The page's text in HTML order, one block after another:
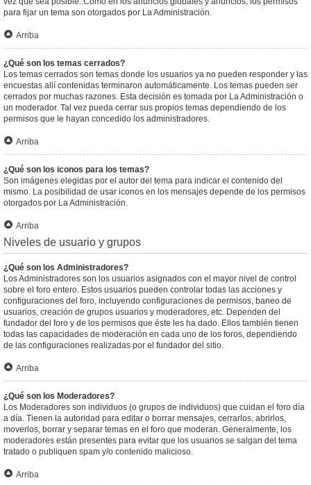
para fijar un tema son otorgados por La Administración.
Arriba
¿Qué son los temas cerrados?
Los temas cerrados son temas donde los usuarios ya no pueden responder y las
encuestas allí contenidas terminaron automáticamente. Los temas pueden ser
cerrados por muchas razones. Esta decisión es tomada por La Administración o
un moderador. Tal vez pueda cerrar sus propios temas dependiendo de los
permisos que le hayan concedido los administradores.
Arriba
¿Qué son los iconos para los temas?
Son imágenes elegidas por el autor del tema para indicar el contenido del
mismo. La posibilidad de usar iconos en los mensajes depende de los permisos
otorgados por La Administración.
Arriba
Niveles de usuario y grupos
¿Qué son los Administradores?
Los Administradores son los usuarios asignados con el mayor nivel de control
sobre el foro entero. Estos usuarios pueden controlar todas las acciones y
configuraciones del foro, incluyendo configuraciones de permisos, baneo de
usuarios, creación de grupos usuarios y moderadores, etc. Dependen del
fundador del foro y de los permisos que éste les ha dado. Ellos también tienen
todas las capacidades de moderación en cada uno de los foros, dependiendo
de las configuraciones realizadas por el fundador del sitio.
Arriba
¿Qué son los Moderadores?
Los Moderadores son individuos (o grupos de individuos) que cuidan el foro día
a día. Tienen la autoridad para editar o borrar mensajes, cerrarlos, abrirlos,
moverlos, borrar y separar temas en el foro que moderan. Generalmente, los
moderadores están presentes para evitar que los usuarios se salgan del tema
tratado o publiquen spam y/o contenido malicioso.
Arriba